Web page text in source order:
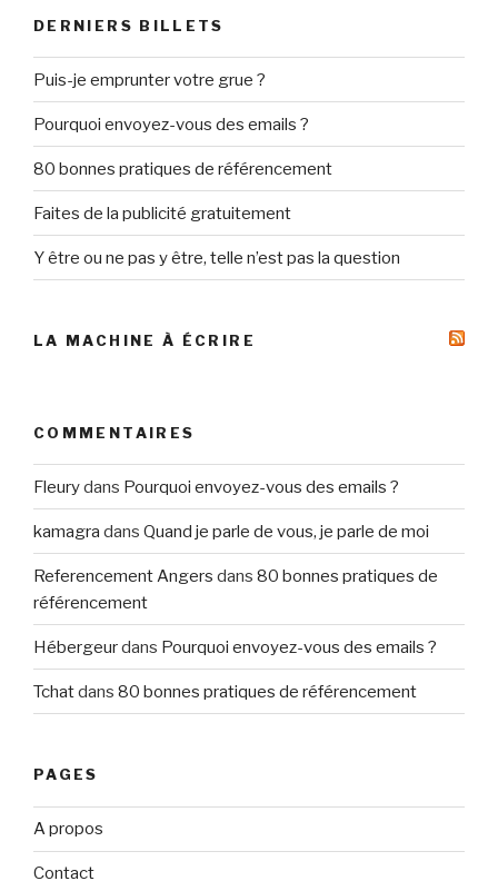
DERNIERS BILLETS
Puis-je emprunter votre grue ?
Pourquoi envoyez-vous des emails ?
80 bonnes pratiques de référencement
Faites de la publicité gratuitement
Y être ou ne pas y être, telle n’est pas la question
LA MACHINE À ÉCRIRE
COMMENTAIRES
Fleurydans Pourquoi envoyez-vous des emails ?
kamagra dans Quand je parle de vous, je parle de moi
Referencement Angers dans 80 bonnes pratiques de
référencement
Hébergeurdans Pourquoi envoyez-vous des emails ?
Tchatdans 80 bonnes pratiques de référencement
PAGES
A propos
Contact